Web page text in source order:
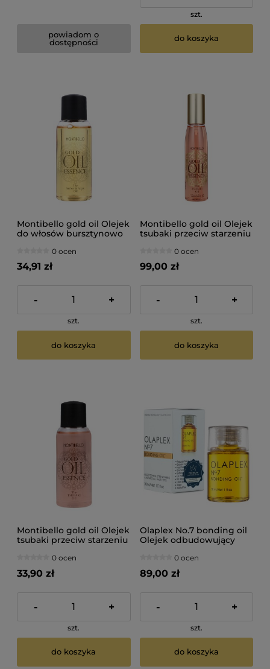
powiadom o
dostępności
szt.
do koszyka
Montibello gold oil Olejek
do włosów bursztynowo
0 ocen
34,91 zł
- +
szt.
do koszyka
Montibello gold oil Olejek
tsubaki przeciw starzeniu
0 ocen
99,00 zł
- +
szt.
do koszyka
Montibello gold oil Olejek
tsubaki przeciw starzeniu
0 ocen
33,90 zł
- +
szt.
do koszyka
Olaplex No.7 bonding oil
Olejek odbudowujący
0 ocen
89,00 zł
- +
szt.
do koszyka